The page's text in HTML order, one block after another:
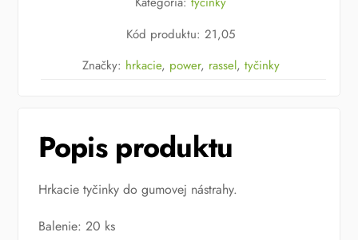
Kód produktu:21,05
Značky: hrkacie, power, rassel, tyčinky
Popis produktu
Hrkacie tyčinky do gumovej nástrahy.
Balenie: 20 ks